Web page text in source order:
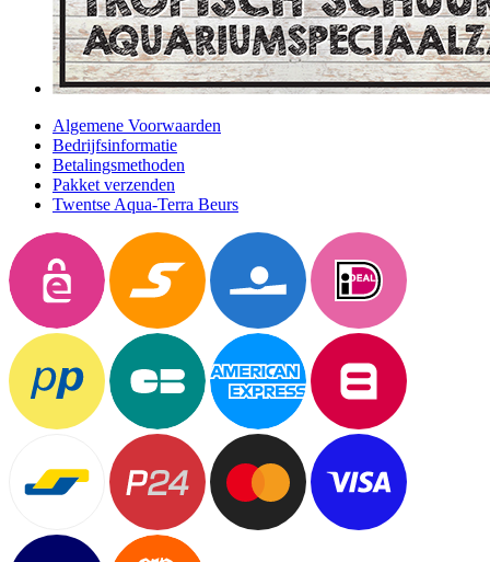
Algemene Voorwaarden
Bedrijfsinformatie
Betalingsmethoden
Pakket verzenden
Twentse Aqua-Terra Beurs